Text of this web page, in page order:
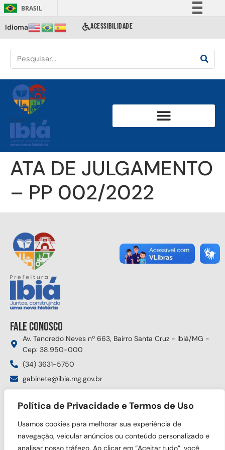
Política de Privacidade e Termos de Uso
Usamos cookies para melhorar sua experiência de
navegação, veicular anúncios ou conteúdo personalizado e
analisar nosso tráfego. Ao clicar em “Aceitar tudo”, você
BRASIL
Comunica BR
Acesso à informação
Idioma ACESSIBILIDADE
ATA DE JULGAMENTO
– PP 002/2022
Fale conosco
Av. Tancredo Neves nº 663, Bairro Santa Cruz - Ibiá/MG -
Cep: 38.950-000
(34) 3631-5750
gabinete@ibia.mg.gov.br